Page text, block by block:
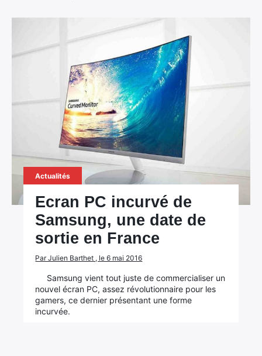
Actualités
Ecran PC incurvé de
Samsung, une date de
sortie en France
Par Julien Barthet , le 6 mai 2016
Samsung vient tout juste de commercialiser un
nouvel écran PC, assez révolutionnaire pour les
gamers, ce dernier présentant une forme
incurvée.